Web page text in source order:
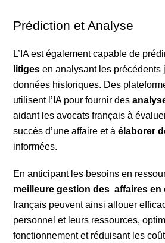
Prédiction et Analyse
L’IA est également capable de
litiges en analysant les précédents
données historiques. Des
utilisent l’IA pour fournir des
aidant les avocats français à
succès d’une affaire et àélaborer
informées.
En anticipant les besoins en
meilleure gestion desaffaires en
français peuvent ainsi allouer
personnel et leurs ressources,
fonctionnement et réduisant les